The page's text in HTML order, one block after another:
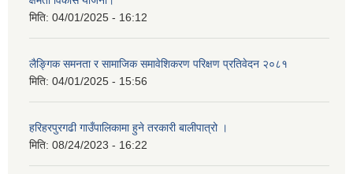
मिति: 04/01/2025 - 16:12
लैङ्गिक समनता र सामाजिक समावेशिकरण परिक्षण प्रतिवेदन २०८१
मिति: 04/01/2025 - 15:56
हरिहरपुरगढी गाउँपालिकामा हुने तरकारी बालीपात्रो ।
मिति: 08/24/2023 - 16:22